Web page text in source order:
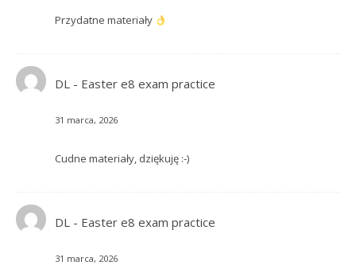
Przydatne materiały
DL - Easter e8 exam practice
31 marca, 2026
Cudne materiały, dziękuję :-)
DL - Easter e8 exam practice
31 marca, 2026